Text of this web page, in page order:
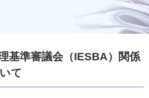
基準審議会（IESBA）関係
て